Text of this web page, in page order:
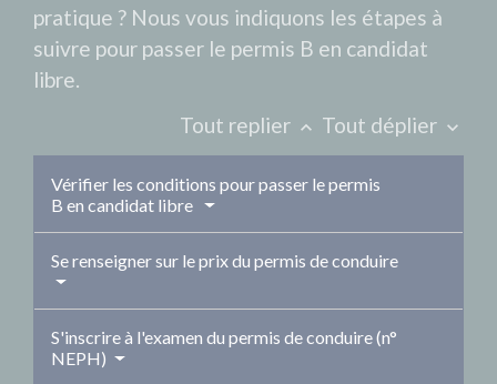
pratique ? Nous vous indiquons les étapes à
suivre pour passer le permis B en candidat
libre.
Tout replier keyboard_arrow_up Tout déplier keyboard_arrow_down
Vérifier les conditions pour passer le permis
B en candidat libre
Se renseigner sur le prix du permis de conduire
S'inscrire à l'examen du permis de conduire (n°
NEPH)